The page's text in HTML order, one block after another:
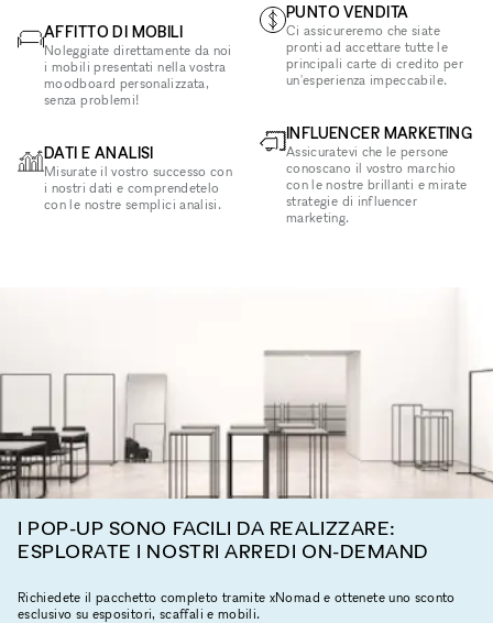
AFFITTO DI MOBILI
Noleggiate direttamente da noi
i mobili presentati nella vostra
moodboard personalizzata,
senza problemi!
DATI E ANALISI
Misurate il vostro successo con
i nostri dati e comprendetelo
con le nostre semplici analisi.
PUNTO VENDITA
Ci assicureremo che siate
pronti ad accettare tutte le
principali carte di credito per
un'esperienza impeccabile.
INFLUENCER MARKETING
Assicuratevi che le persone
conoscano il vostro marchio
con le nostre brillanti e mirate
strategie di influencer
marketing.
I POP-UP SONO FACILI DA REALIZZARE:
ESPLORATE I NOSTRI ARREDI ON-DEMAND
Richiedete il pacchetto completo tramite xNomad e ottenete uno sconto
esclusivo su espositori, scaffali e mobili.